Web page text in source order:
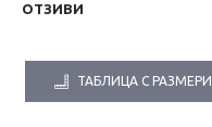
ОТЗИВИ
ТАБЛИЦА С РАЗМЕРИ